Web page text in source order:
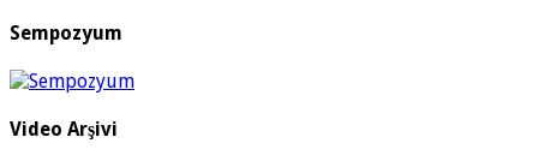
Sempozyum
Video Arşivi